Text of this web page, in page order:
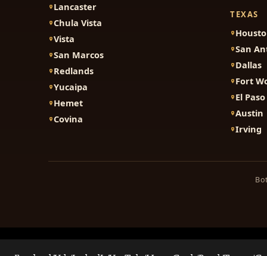
Lancaster
Chula Vista
Vista
San Marcos
Redlands
Yucaipa
Hemet
Covina
TEXAS
San
Dallas
Fort
El Paso
Austin
Irving